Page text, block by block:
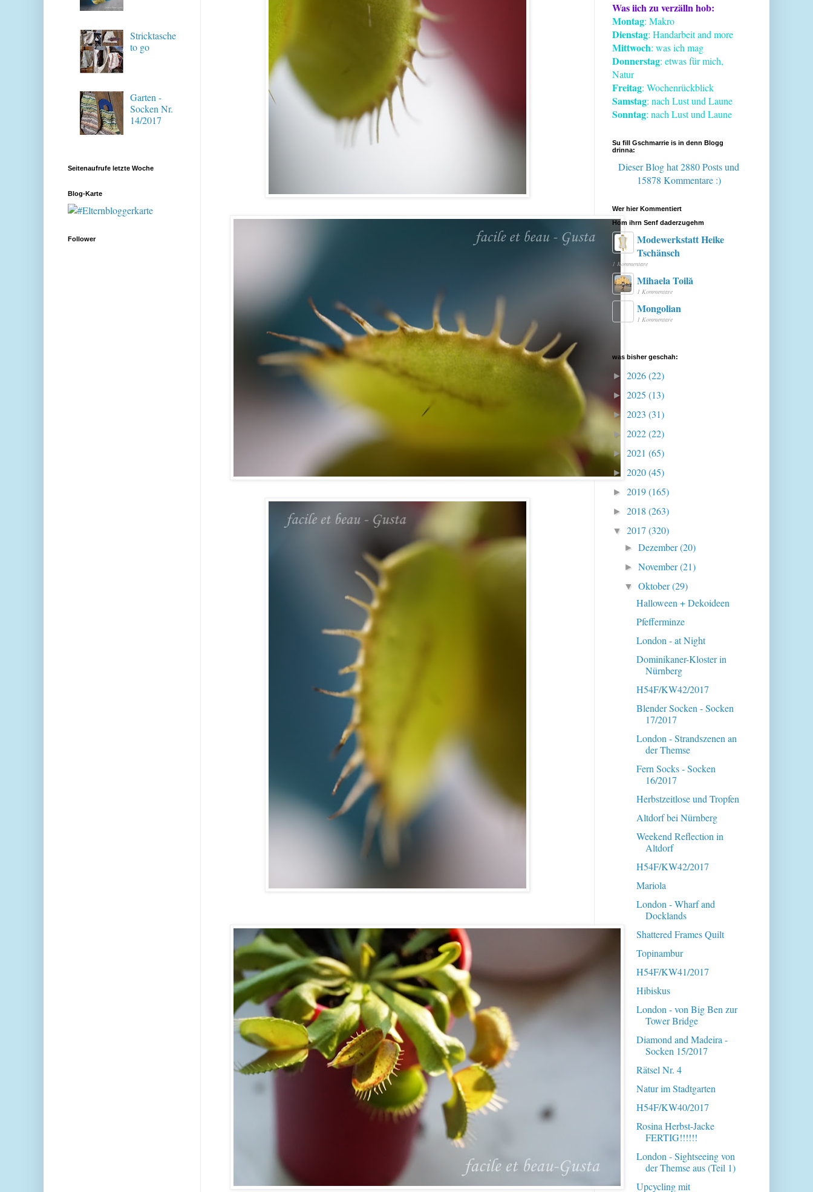
Stricktasche
to go
Garten -
Socken Nr.
14/2017
Seitenaufrufe letzte Woche
Blog-Karte
Follower
Was iich zu verzälln hob:
Montag: Makro
Dienstag: Handarbeit and more
Mittwoch: was ich mag
Donnerstag: etwas für mich,
Natur
Freitag: Wochenrückblick
Samstag: nach Lust und Laune
Sonntag: nach Lust und Laune
Su fill Gschmarrie is in denn Blogg
drinna:
Dieser Blog hat 2880 Postsund
15878 Kommentare :)
Wer hier Kommentiert
Hom ihrn Senf daderzugehm
Modewerkstatt Heike
Tschänsch
1 Kommentare
Mihaela Toilă
1 Kommentare
Mongolian
1 Kommentare
was bisher geschah:
► 2026(22)
► 2025 (13)
► 2023 (31)
► 2022(22)
► 2021 (65)
► 2020(45)
► 2019(165)
► 2018 (263)
▼ 2017 (320)
►Dezember(20)
►November(21)
▼Oktober(29)
Halloween + Dekoideen
Pfefferminze
London - at Night
Dominikaner-Kloster in
Nürnberg
H54F/KW42/2017
Blender Socken - Socken
17/2017
London - Strandszenen an
der Themse
Fern Socks - Socken
16/2017
Herbstzeitlose und Tropfen
Altdorf bei Nürnberg
Weekend Reflection in
Altdorf
H54F/KW42/2017
Mariola
London - Wharf and
Docklands
Shattered Frames Quilt
Topinambur
H54F/KW41/2017
Hibiskus
London - von Big Ben zur
Tower Bridge
Diamond and Madeira -
Socken 15/2017
Rätsel Nr. 4
Natur im Stadtgarten
H54F/KW40/2017
Rosina Herbst-Jacke
FERTIG!!!!!!
London - Sightseeing von
der Themse aus (Teil 1)
Upcycling mit